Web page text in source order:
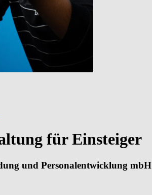
für Einsteiger
und Personalentwicklung mbH